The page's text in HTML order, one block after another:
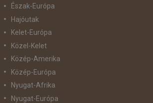
Észak-Európa
Hajóutak
Kelet-Európa
Közel-Kelet
Közép-Amerika
Közép-Európa
Nyugat-Afrika
Nyugat-Európa